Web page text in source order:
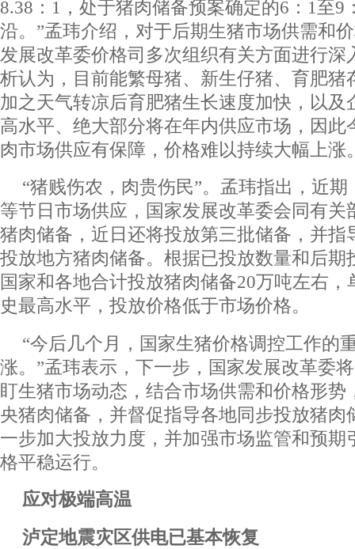
8.38：1，处于猪肉储备预案确定的6：1至9
沿。”孟玮介绍， 对于后期生猪市场供需和
发展改革委价格司多次组织有关方面进行深
析认为，目前能繁母猪、新生仔猪、育肥猪
加之天气转凉后育肥猪生长速度加快，以及
高水平、绝大部分将在年内供应市场，因此
肉市场供应有保障，价格难以持续大幅上涨
“猪贱伤农，肉贵伤民”。孟玮指出，近
等节日市场供应，国家发展改革委会同有关
猪肉储备，近日还将投放第三批储备，并指
投放地方猪肉储备。根据已投放数量和后期
国家和各地合计投放猪肉储备20万吨左右
史最高水平，投放价格低于市场价格。
“今后几个月，国家生猪价格调控工作的
涨。”孟玮表示，下一步，国家发展改革委
盯生猪市场动态，结合市场供需和价格形势
央猪肉储备，并督促指导各地同步投放猪肉
一步加大投放力度，并加强市场监管和预期
格平稳运行。
应对极端高温
泸定地震灾区供电已基本恢复